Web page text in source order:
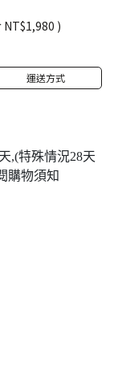
NT$1,980 )
運送方式
,(特殊情況28天
購物須知